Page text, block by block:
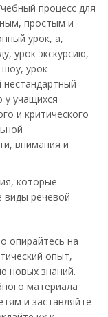
процесс для
простым и
урок, а,
урок экскурсию,
урок-
у учащихся
и критического
внимания и
которые
виды речевой
опирайтесь на
опыт,
новых знаний.
материала
и заставляйте